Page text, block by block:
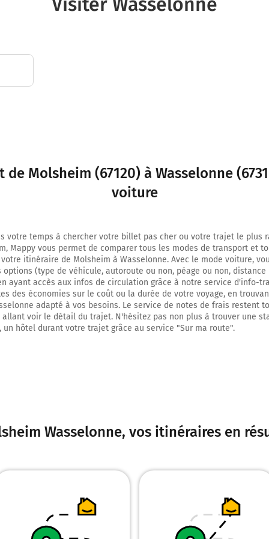
rond-point, prendre la 1ère sortie sur D1004 (Route de Strasbourg) et
de Molsheim (67120) à Wasselonne
voiture
votre temps à chercher votre billet pas cher ou votre trajet le plus
Mappy vous permet de comparer tous les modes de transport et
itinéraire de Molsheim à Wasselonne. Avec le mode voiture,
options (type de véhicule, autoroute ou non, péage ou non, distance
ayant accès aux infos de circulation grâce à notre service d'info-
des économies sur le coût ou la durée de votre voyage, en
adapté à vos besoins. Le service de notes de frais restent
allant voir le détail du trajet. N'hésitez pas non plus à trouver une
un hôtel durant votre trajet grâce au service "Sur ma route".
Wasselonne, vos itinéraires en